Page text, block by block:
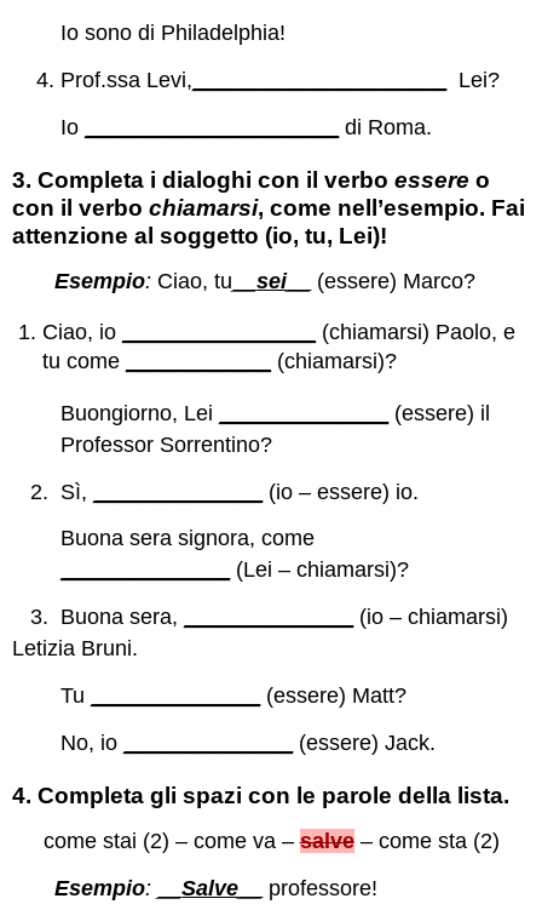
Io sono di Philadelphia!
4. Prof.ssa Levi,
Lei?
Io
di Roma.
3.Completa i dialoghi con il verboessere o
con il verbochiamarsi, come nell’esempio. Fai
attenzione al soggetto (io, tu, Lei)!
Esempio: Ciao, tu __sei__ (essere) Marco?
Ciao, io
(chiamarsi) Paolo, e
tu come
(chiamarsi)?
Buongiorno, Lei
(essere) il
Professor Sorrentino?
2. Sì,
(io – essere) io.
Buona sera signora, come
(Lei – chiamarsi)?
3. Buona sera,
(io – chiamarsi)
Letizia Bruni.
Tu
(essere) Matt?
No, io
(essere) Jack.
4.Completa gli spazi con le parole della lista.
come stai (2) – come va –salve – come sta (2)
Esempio: __Salve professore!